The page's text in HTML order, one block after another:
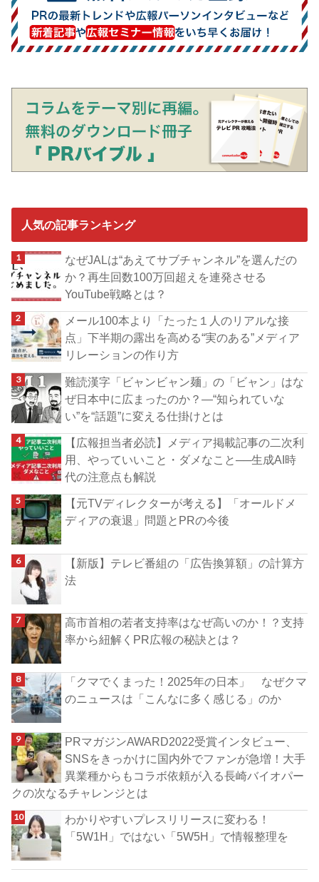
人気の記事ランキング
なぜJALは“あえてサブチャンネル”を選んだの
か？再生回数100万回超えを連発させる
YouTube戦略とは？
メール100本より「たった１人のリアルな接
点」下半期の露出を高める“実のある”メディア
リレーションの作り方
難読漢字「ビャンビャン麺」の「ビャン」はな
ぜ日本中に広まったのか？―“知られていな
い”を“話題”に変える仕掛けとは
【広報担当者必読】メディア掲載記事の二次利
用、やっていいこと・ダメなこと──生成AI時
代の注意点も解説
【元TVディレクターが考える】「オールドメ
ディアの衰退」問題とPRの今後
【新版】テレビ番組の「広告換算額」の計算方
法
高市首相の若者支持率はなぜ高いのか！？支持
率から紐解くPR広報の秘訣とは？
「クマでくまった！2025年の日本」 なぜクマ
のニュースは「こんなに多く感じる」のか
PRマガジンAWARD2022受賞インタビュー、
SNSをきっかけに国内外でファンが急増！大手
異業種からもコラボ依頼が入る長崎バイオパー
クの次なるチャレンジとは
わかりやすいプレスリリースに変わる！
「5W1H」ではない「5W5H」で情報整理を